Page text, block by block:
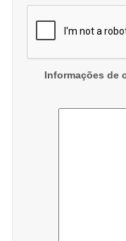
Informações de